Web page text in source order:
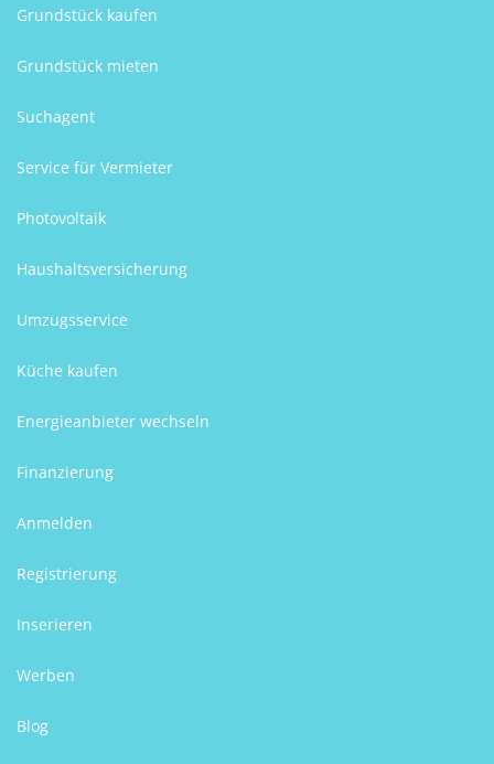
Grundstück kaufen
Grundstück mieten
Suchagent
Service für Vermieter
Photovoltaik
Haushaltsversicherung
Umzugsservice
Küche kaufen
Energieanbieter wechseln
Finanzierung
Anmelden
Registrierung
Inserieren
Werben
Blog